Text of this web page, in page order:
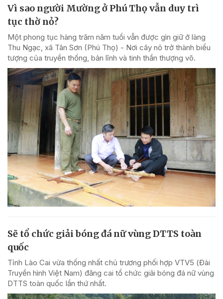
Vì sao người Mường ở Phú Thọ vẫn duy trì
tục thờ nỏ?
Một phong tục hàng trăm năm tuổi vẫn được gìn giữ ở làng
Thu Ngạc, xã Tân Sơn (Phú Thọ) - Nơi cây nỏ trở thành biểu
tượng của truyền thống, bản lĩnh và tinh thần thượng võ.
Sẽ tổ chức giải bóng đá nữ vùng DTTS toàn
quốc
Tỉnh Lào Cai vừa thống nhất chủ trương phối hợp VTV5 (Đài
Truyền hình Việt Nam) đăng cai tổ chức giải bóng đá nữ vùng
DTTS toàn quốc lần thứ nhất.